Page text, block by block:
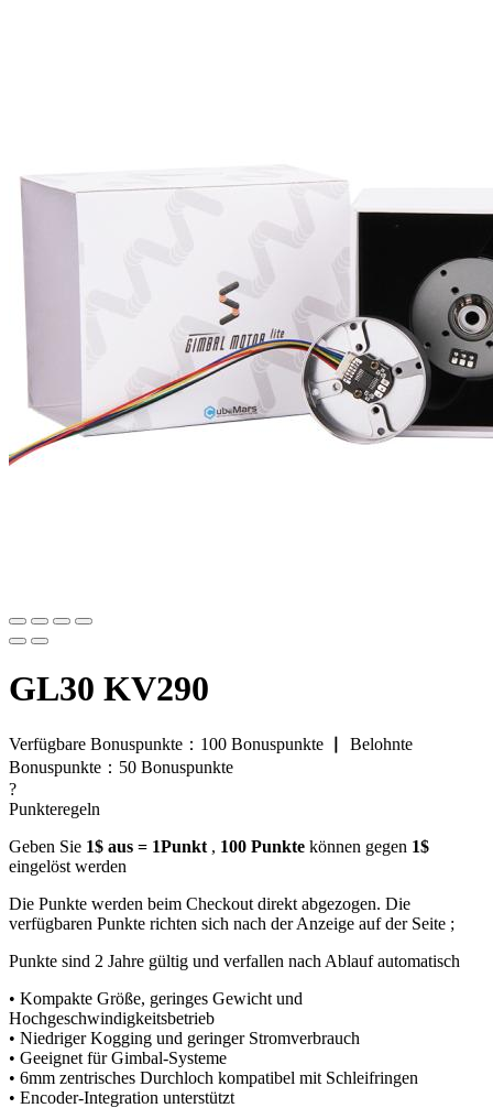
GL30 KV290
Verfügbare Bonuspunkte： 100 Bonuspunkte
Belohnte
Bonuspunkte： 50 Bonuspunkte
?
Punkteregeln
Geben Sie 1$ aus = 1Punkt , 100 Punkte können gegen 1$
eingelöst werden
Die Punkte werden beim Checkout direkt abgezogen. Die
verfügbaren Punkte richten sich nach der Anzeige auf der Seite ;
Punkte sind 2 Jahre gültig und verfallen nach Ablauf automatisch
• Kompakte Größe, geringes Gewicht und
Hochgeschwindigkeitsbetrieb
• Niedriger Kogging und geringer Stromverbrauch
• Geeignet für Gimbal-Systeme
• 6mm zentrisches Durchloch kompatibel mit Schleifringen
• Encoder-Integration unterstützt